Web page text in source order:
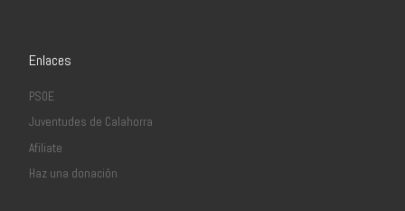
Enlaces
PSOE
Juventudes de Calahorra
Afiliate
Haz una donación